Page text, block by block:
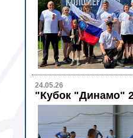
24.05.26
"Кубок "Динамо"